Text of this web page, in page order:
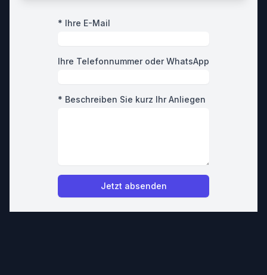
* Ihre E-Mail
Ihre Telefonnummer oder WhatsApp
* Beschreiben Sie kurz Ihr Anliegen
Jetzt absenden